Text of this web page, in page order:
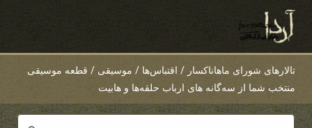
تالارهای شورای ماهاناکسار / اقتباس‌ها / موسیقی / قطعه موسیقی
منتخب شما از سه‌گانه های ارباب حلقه‌ها و هابیت